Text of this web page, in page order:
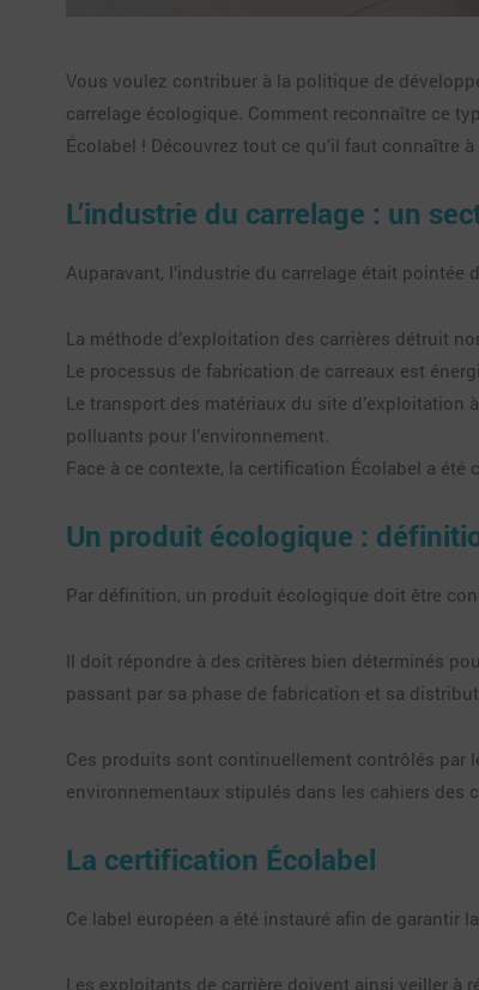
Vous voulez contribuer à la politique de
carrelage écologique. Comment reconnaître ce
Écolabel ! Découvrez tout ce qu’il faut connaître
L’industrie du carrelage : un
Auparavant, l’industrie du carrelage était
La méthode d’exploitation des carrières détruit
Le processus de fabrication de carreaux est
Le transport des matériaux du site
polluants pour l’environnement.
Face à ce contexte, la certification Écolabel a été
Un produit écologique :
Par définition, un produit écologique doit être
Il doit répondre à des critères bien déterminés
passant par sa phase de fabrication et sa
Ces produits sont continuellement contrôlés par
environnementaux stipulés dans les cahiers des
La certification Écolabel
Ce label européen a été instauré afin de garantir
Les exploitants de carrière doivent ainsi veiller à